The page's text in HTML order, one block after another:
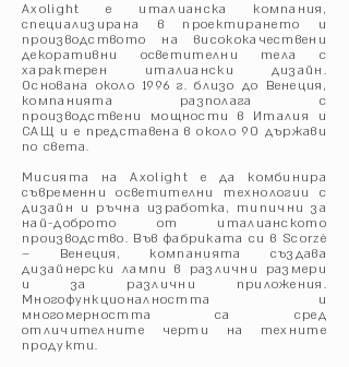
Axolight е италианска компания,
специализирана в проектирането и
производството на висококачествени
декоративни осветителни тела с
характерен италиански дизайн.
Основана около 1996 г. близо до Венеция,
компанията разполага с
производствени мощности в Италия и
САЩ и е представена в около 90 държави
по света.
Мисията на Axolight е да комбинира
съвременни осветителни технологии с
дизайн и ръчна изработка, типични за
най-доброто от италианското
производство. Във фабриката си в Scorzè
– Венеция, компанията създава
дизайнерски лампи в различни размери
и за различни приложения.
Многофункционалността и
многомерността са сред
отличителните черти на техните
продукти.